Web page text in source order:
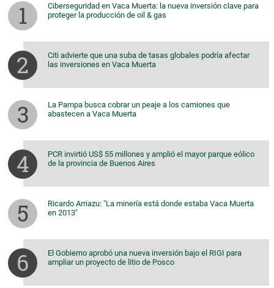
Ciberseguridad en Vaca Muerta: la nueva inversión clave para
proteger la producción de oil & gas
Citi advierte que una suba de tasas globales podría afectar
las inversiones en Vaca Muerta
La Pampa busca cobrar un peaje a los camiones que
abastecen a Vaca Muerta
PCR invirtió US$ 55 millones y amplió el mayor parque eólico
de la provincia de Buenos Aires
Ricardo Arriazu: "La minería está donde estaba Vaca Muerta
en 2013"
El Gobierno aprobó una nueva inversión bajo el RIGI para
ampliar un proyecto de litio de Posco